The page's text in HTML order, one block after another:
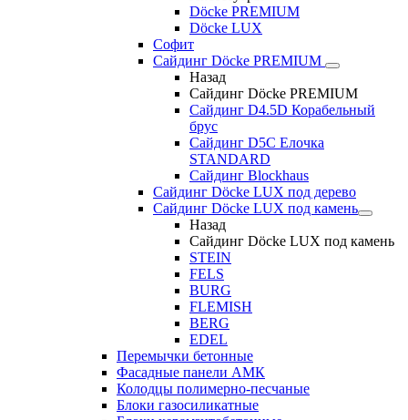
Döcke PREMIUM
Döcke LUX
Софит
Сайдинг Döcke PREMIUM
Назад
Сайдинг Döcke PREMIUM
Сайдинг D4.5D Корабельный
брус
Сайдинг D5С Елочка
STANDARD
Сайдинг Blockhaus
Сайдинг Döcke LUX под дерево
Сайдинг Döcke LUX под камень
Назад
Сайдинг Döcke LUX под камень
STEIN
FELS
BURG
FLEMISH
BERG
EDEL
Перемычки бетонные
Фасадные панели АМК
Колодцы полимерно-песчаные
Блоки газосиликатные